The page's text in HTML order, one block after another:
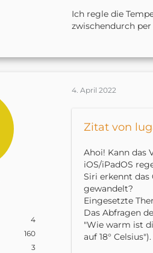
at
at
[4/3/
Ich regle die
zwischendurch
4
160
3
4. April 2022
Zitat von
Ahoi! Kann das
iOS/iPadOS
Siri erkennt
gewandelt?
Eingesetzte
Das Abfragen
"Wie warm ist
auf 18° Celsius").